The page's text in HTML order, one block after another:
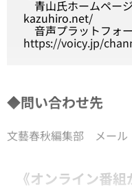
青山氏ホームペー
kazuhiro.net/
音声プラットフォ
https://voicy.jp/
◆問い合わせ先
文藝春秋編集部 メー
《オンライン番